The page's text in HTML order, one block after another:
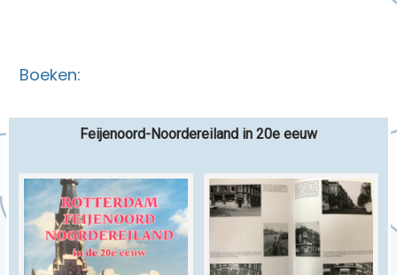
Boeken:
Feijenoord-Noordereiland in 20e eeuw